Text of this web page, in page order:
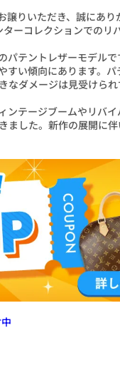
りいただき、誠にあり
ーコレクションでのリ
パテントレザーモデル
すい傾向にあります。
なダメージは見受けら
ンテージブームやリバ
ました。新作の展開に